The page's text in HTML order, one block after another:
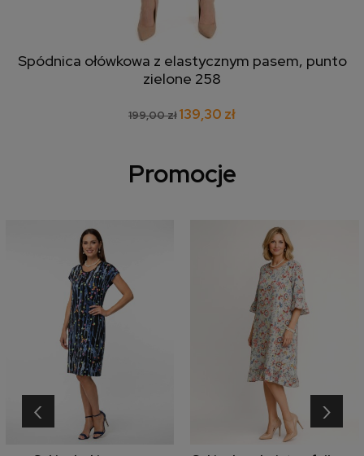
Spódnica ołówkowa z elastycznym pasem, punto
zielone 258
199,00 zł139,30 zł
Promocje
‹ ›